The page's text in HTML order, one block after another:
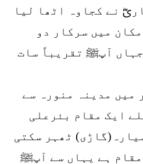
نے کجاوہ اٹھا لیا
میں سرکار دو
آپﷺ تقریباً سات
میں مدینہ منورہ سے
میل پہلے ایک مقام بئرعلی
ٹھہر سکتی
مقام ہے یہاں سے آپﷺ